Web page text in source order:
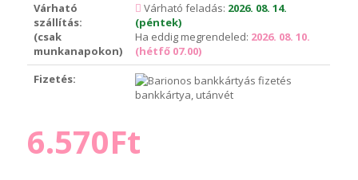
Várható
szállítás:
(csak
munkanapokon)
Várható feladás: 2026. 08. 14.
(péntek)
Ha eddig megrendeled: 2026. 08. 10.
(hétfő 07.00)
Fizetés:
bankkártya, utánvét
6.570Ft